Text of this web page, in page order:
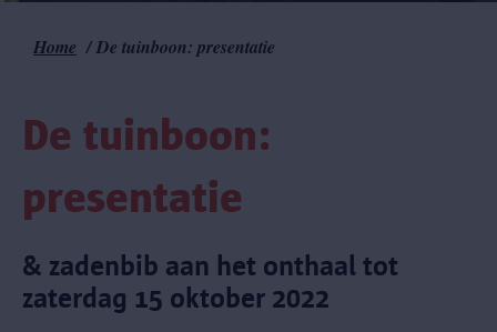
Kruimelpad
Home De tuinboon: presentatie
De tuinboon:
presentatie
& zadenbib aan het onthaal tot
zaterdag 15 oktober 2022